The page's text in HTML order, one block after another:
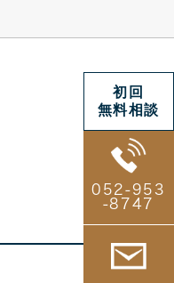
初回
無料相談
052-953
-8747